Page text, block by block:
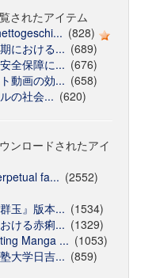
されたアイテム
(828)
における... (689)
全保障に... (676)
動画の効... (658)
の社会... (620)
ンロードされたアイ
fa... (2552)
群玉』版本... (1534)
ける赤痢... (1329)
Manga ... (1053)
大学日吉... (859)